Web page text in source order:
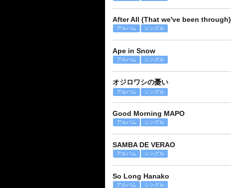
After All (That we've been through)
アルバム シングル
Ape in Snow
アルバム シングル
オジロワシの憂い
アルバム シングル
Good Morning MAPO
アルバム シングル
SAMBA DE VERAO
アルバム シングル
So Long Hanako
アルバム シングル